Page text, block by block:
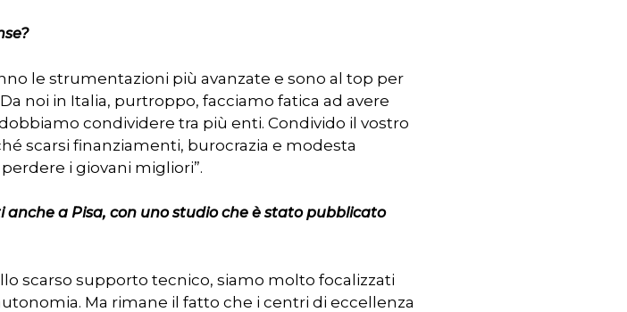
le strumentazioni più avanzate e sono al top per
noi in Italia, purtroppo, facciamo fatica ad avere
condividere tra più enti. Condivido il vostro
scarsi finanziamenti, burocrazia e modesta
i giovani migliori”.
a Pisa, con uno studio che è stato pubblicato
scarso supporto tecnico, siamo molto focalizzati
Ma rimane il fatto che i centri di eccellenza